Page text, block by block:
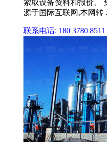
索取设备资料和报价。
源于国际互联网,本网转 .
联系电话: 180 3780 8511